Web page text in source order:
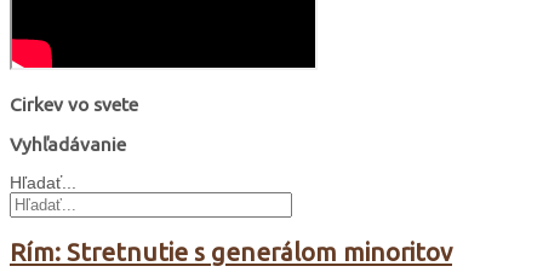
Cirkev vo svete
Vyhľadávanie
Hľadať...
Rím: Stretnutie s generálom minoritov